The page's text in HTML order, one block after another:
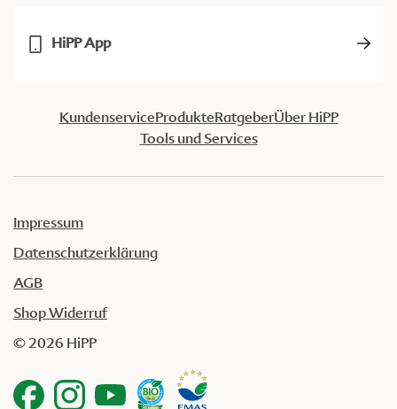
HiPP App
KundenserviceProdukteRatgeberÜber HiPP
Tools und Services
Impressum
Datenschutzerklärung
AGB
Shop Widerruf
© 2026 HiPP